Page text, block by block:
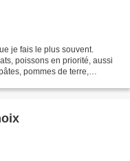
je fais le plus souvent.
poissons en priorité, aussi
pommes de terre,